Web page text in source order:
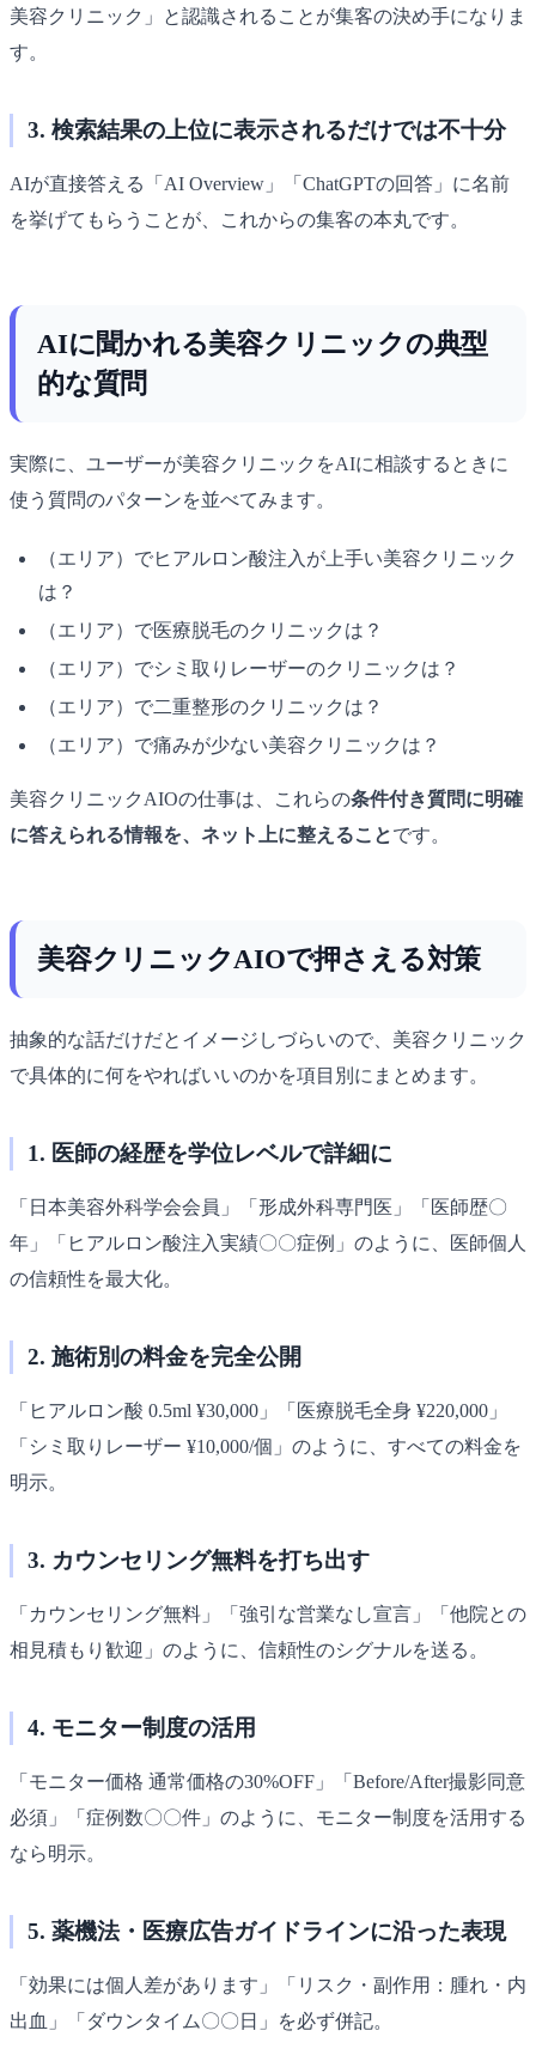
美容クリニック」と認識されることが集客の決め手になりま
す。
3. 検索結果の上位に表示されるだけでは不十分
AIが直接答える「AI Overview」「ChatGPTの回答」に名前
を挙げてもらうことが、これからの集客の本丸です。
AIに聞かれる美容クリニックの典型
的な質問
実際に、ユーザーが美容クリニックをAIに相談するときに
使う質問のパターンを並べてみます。
（エリア）でヒアルロン酸注入が上手い美容クリニック
は？
（エリア）で医療脱毛のクリニックは？
（エリア）でシミ取りレーザーのクリニックは？
（エリア）で二重整形のクリニックは？
（エリア）で痛みが少ない美容クリニックは？
美容クリニックAIOの仕事は、これらの条件付き質問に明確
に答えられる情報を、ネット上に整えることです。
美容クリニックAIOで押さえる対策
抽象的な話だけだとイメージしづらいので、美容クリニック
で具体的に何をやればいいのかを項目別にまとめます。
1. 医師の経歴を学位レベルで詳細に
「日本美容外科学会会員」「形成外科専門医」「医師歴〇
年」「ヒアルロン酸注入実績〇〇症例」のように、医師個人
の信頼性を最大化。
2. 施術別の料金を完全公開
「ヒアルロン酸 0.5ml ¥30,000」「医療脱毛全身 ¥220,000」
「シミ取りレーザー ¥10,000/個」のように、すべての料金を
明示。
3. カウンセリング無料を打ち出す
「カウンセリング無料」「強引な営業なし宣言」「他院との
相見積もり歓迎」のように、信頼性のシグナルを送る。
4. モニター制度の活用
「モニター価格 通常価格の30%OFF」「Before/After撮影同意
必須」「症例数〇〇件」のように、モニター制度を活用する
なら明示。
5. 薬機法・医療広告ガイドラインに沿った表現
「効果には個人差があります」「リスク・副作用：腫れ・内
出血」「ダウンタイム〇〇日」を必ず併記。